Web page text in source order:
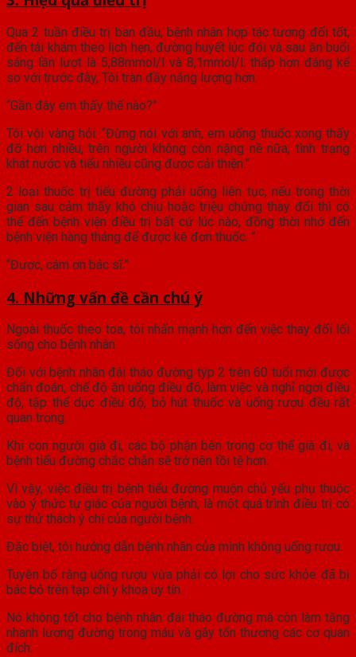
Qua 2 tuần điều trị ban đầu, bệnh nhân hợp tác tương đối tốt,
đến tái khám theo lịch hẹn, đường huyết lúc đói và sau ăn buổi
sáng lần lượt là 5,88mmol/l và 8,1mmol/l. thấp hơn đáng kể
so với trước đây, Tôi tràn đầy năng lượng hơn.
“Gần đây em thấy thế nào?”
Tôi vội vàng hỏi: “Đừng nói với anh, em uống thuốc xong thấy
đỡ hơn nhiều, trên người không còn nặng nề nữa, tình trạng
khát nước và tiểu nhiều cũng được cải thiện.”
2 loại thuốc trị tiểu đường phải uống liên tục, nếu trong thời
gian sau cảm thấy khó chịu hoặc triệu chứng thay đổi thì có
thể đến bệnh viện điều trị bất cứ lúc nào, đồng thời nhớ đến
bệnh viện hàng tháng để được kê đơn thuốc. ”
“Được, cám ơn bác sĩ.”
4. Những vấn đề cần chú ý
Ngoài thuốc theo toa, tôi nhấn mạnh hơn đến việc thay đổi lối
sống cho bệnh nhân.
Đối với bệnh nhân đái tháo đường týp 2 trên 60 tuổi mới được
chẩn đoán, chế độ ăn uống điều độ, làm việc và nghỉ ngơi điều
độ, tập thể dục điều độ, bỏ hút thuốc và uống rượu đều rất
quan trọng.
Khi con người già đi, các bộ phận bên trong cơ thể già đi, và
bệnh tiểu đường chắc chắn sẽ trở nên tồi tệ hơn.
Vì vậy, việc điều trị bệnh tiểu đường muộn chủ yếu phụ thuộc
vào ý thức tự giác của người bệnh, là một quá trình điều trị có
sự thử thách ý chí của người bệnh.
Đặc biệt, tôi hướng dẫn bệnh nhân của mình không uống rượu.
Tuyên bố rằng uống rượu vừa phải có lợi cho sức khỏe đã bị
bác bỏ trên tạp chí y khoa uy tín.
Nó không tốt cho bệnh nhân đái tháo đường mà còn làm tăng
nhanh lượng đường trong máu và gây tổn thương các cơ quan
đích.